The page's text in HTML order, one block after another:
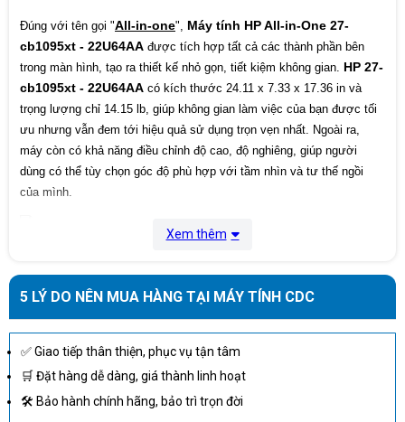
Hệ điều hành Windows 11 Home
Phụ kiện USB
Keyboard
HP 310 Black Wired Keyboard and mouse
combo
Nguồn 65 W Smart AC power adapter
Color Jet black
Bảo hành
24.12 x 8.19 x 18.73 in
Đúng với tên gọi "All-in-one", Máy tính HP All-in-One 27-
cb1095xt - 22U64AA được tích hợp tất cả các thành phần bên
trong màn hình, tạo ra thiết kế nhỏ gọn, tiết kiệm không gian. HP 27-
cb1095xt - 22U64AA có kích thước 24.11 x 7.33 x 17.36 in và
trọng lượng chỉ 14.15 lb, giúp không gian làm việc của bạn được tối
ưu nhưng vẫn đem tới hiệu quả sử dụng trọn vẹn nhất. Ngoài ra,
máy còn có khả năng điều chỉnh độ cao, độ nghiêng, giúp người
dùng có thể tùy chọn góc độ phù hợp với tầm nhìn và tư thế ngồi
của mình.
Để đem tới khả năng xử lý mạnh mẽ các thao tác, tác vụ của người
One 27-cb1095xt - 22U64AAchip CPUIntel® Core™ i7-1255U
(up to 4.7 GHz with Intel® Turbo Boost Technology, 12 MB L3 cache,
10 cores, 12 threads) giúp đem tới khả năng xử lý mạnh mẽ các tác
vụ công việc, giải trí của người dùng. RAM 16 GB DDR4-3200 MHz
Xem thêm
5 LÝ DO NÊN MUA HÀNG TẠI MÁY TÍNH CDC
✅ Giao tiếp thân thiện, phục vụ tận tâm
🛒 Đặt hàng dễ dàng, giá thành linh hoạt
🛠 Bảo hành chính hãng, bảo trì trọn đời